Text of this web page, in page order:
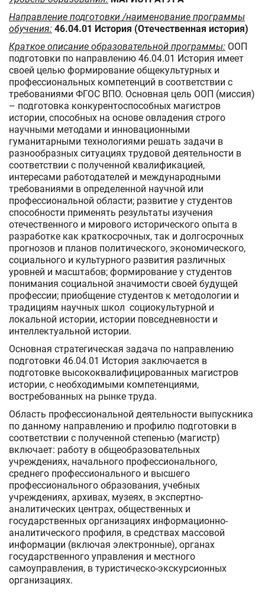
Направление подготовки /наименование программы
обучения: 46.04.01 История (Отечественная история)
Краткое описание образовательной программы: ООП
подготовки по направлению 46.04.01 История имеет
своей целью формирование общекультурных и
профессиональных компетенций в соответствии с
требованиями ФГОС ВПО. Основная цель ООП (миссия)
– подготовка конкурентоспособных магистров
истории, способных на основе овладения строго
научными методами и инновационными
гуманитарными технологиями решать задачи в
разнообразных ситуациях трудовой деятельности в
соответствии с полученной квалификацией,
интересами работодателей и международными
требованиями в определенной научной или
профессиональной области; развитие у студентов
способности применять результаты изучения
отечественного и мирового исторического опыта в
разработке как краткосрочных, так и долгосрочных
прогнозов и планов политического, экономического,
социального и культурного развития различных
уровней и масштабов; формирование у студентов
понимания социальной значимости своей будущей
профессии; приобщение студентов к методологии и
традициям научных школ социокультурной и
локальной истории, истории повседневности и
интеллектуальной истории.
Основная стратегическая задача по направлению
подготовки 46.04.01 История заключается в
подготовке высококвалифицированных магистров
истории, с необходимыми компетенциями,
востребованных на рынке труда.
Область профессиональной деятельности выпускника
по данному направлению и профилю подготовки в
соответствии с полученной степенью (магистр)
включает: работу в общеобразовательных
учреждениях, начального профессионального,
среднего профессионального и высшего
профессионального образования, учебных
учреждениях, архивах, музеях, в экспертно-
аналитических центрах, общественных и
государственных организациях информационно-
аналитического профиля, в средствах массовой
информации (включая электронные), органах
государственного управления и местного
самоуправления, в туристическо-экскурсионных
организациях.